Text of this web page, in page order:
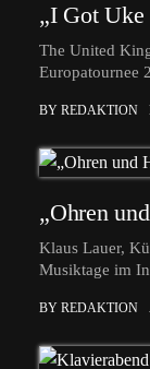
„I Got Uke
The United
Europatournee
BY REDAKTION
„Ohren
Klaus Lauer,
Musiktage im
BY REDAKTION